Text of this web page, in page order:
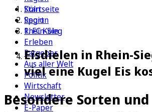
Köln
Sport
1. FC Köln
Erleben
Ratgeber
Aus aller Welt
Politik
Wirtschaft
Newsletter
E-Paper
Startseite
Region
Rhein-Sieg
Eisdielen in Rhein-
viel eine Kugel Eis
Besondere Sorten und